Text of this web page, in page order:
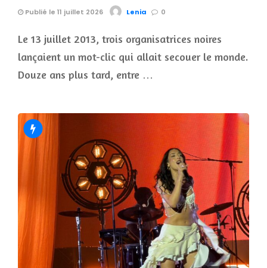
Publié le 11 juillet 2026 Lenia 0
Le 13 juillet 2013, trois organisatrices noires
lançaient un mot-clic qui allait secouer le monde.
Douze ans plus tard, entre …